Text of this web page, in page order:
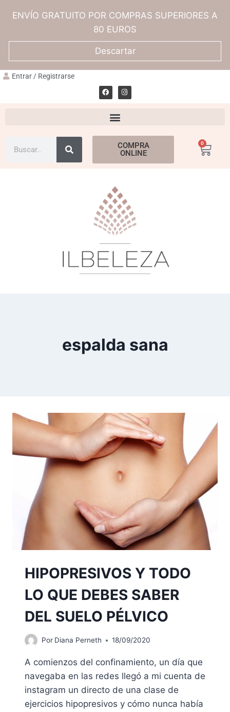
ENVÍO GRATUITO POR COMPRAS SUPERIORES A
80 EUROS
Descartar
Entrar / Registrarse
COMPRA
ONLINE
0
espalda sana
HIPOPRESIVOS Y TODO
LO QUE DEBES SABER
DEL SUELO PÉLVICO
Por Diana Perneth 18/09/2020
A comienzos del confinamiento, un día que
navegaba en las redes llegó a mi cuenta de
instagram un directo de una clase de
ejercicios hipopresivos y cómo nunca había